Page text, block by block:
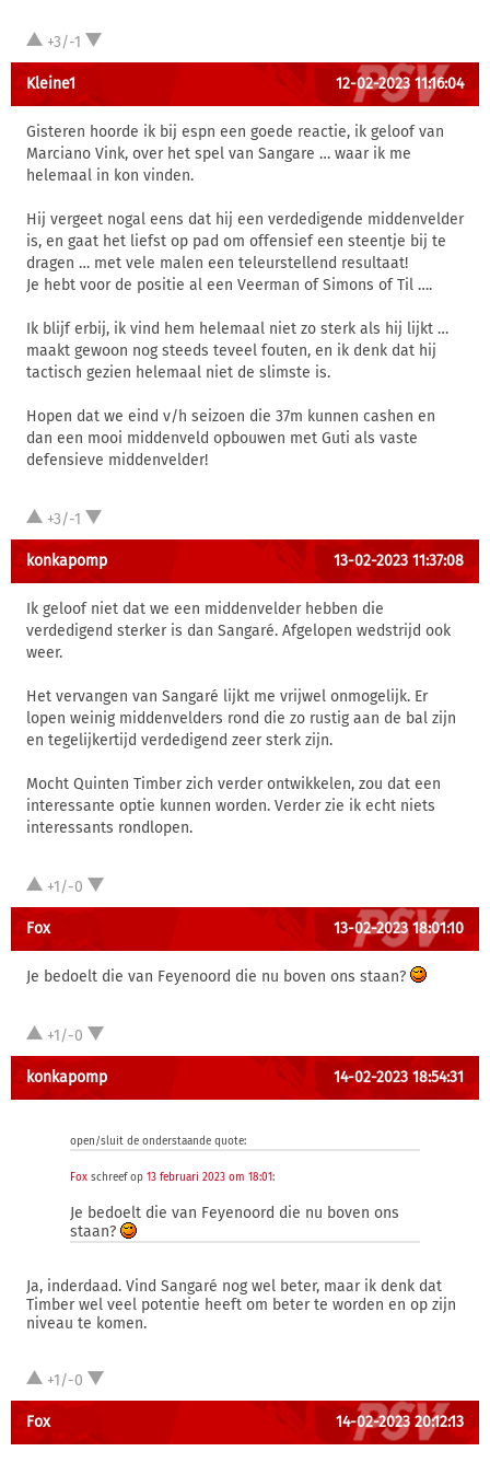
+3/-1
Kleine1 12-02-2023 11:16:04
Gisteren hoorde ik bij espn een goede reactie, ik geloof van
Marciano Vink, over het spel van Sangare … waar ik me
helemaal in kon vinden.
Hij vergeet nogal eens dat hij een verdedigende middenvelder
is, en gaat het liefst op pad om offensief een steentje bij te
dragen … met vele malen een teleurstellend resultaat!
Je hebt voor de positie al een Veerman of Simons of Til ….
Ik blijf erbij, ik vind hem helemaal niet zo sterk als hij lijkt …
maakt gewoon nog steeds teveel fouten, en ik denk dat hij
tactisch gezien helemaal niet de slimste is.
Hopen dat we eind v/h seizoen die 37m kunnen cashen en
dan een mooi middenveld opbouwen met Guti als vaste
defensieve middenvelder!
+3/-1
konkapomp 13-02-2023 11:37:08
Ik geloof niet dat we een middenvelder hebben die
verdedigend sterker is dan Sangaré. Afgelopen wedstrijd ook
weer.
Het vervangen van Sangaré lijkt me vrijwel onmogelijk. Er
lopen weinig middenvelders rond die zo rustig aan de bal zijn
en tegelijkertijd verdedigend zeer sterk zijn.
Mocht Quinten Timber zich verder ontwikkelen, zou dat een
interessante optie kunnen worden. Verder zie ik echt niets
interessants rondlopen.
+1/-0
Fox 13-02-2023 18:01:10
Je bedoelt die van Feyenoord die nu boven ons staan?
+1/-0
konkapomp 14-02-2023 18:54:31
open/sluit de onderstaande quote:
Fox schreef op 13 februari 2023 om 18:01:
Je bedoelt die van Feyenoord die nu boven ons
staan?
Ja, inderdaad. Vind Sangaré nog wel beter, maar ik denk dat
Timber wel veel potentie heeft om beter te worden en op zijn
niveau te komen.
+1/-0
Fox 14-02-2023 20:12:13